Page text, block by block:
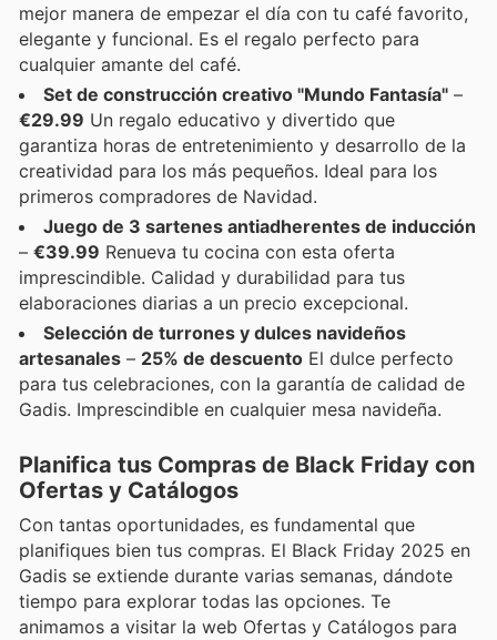
mejor manera de empezar el día con tu café favorito,
elegante y funcional. Es el regalo perfecto para
cualquier amante del café.
Set de construcción creativo "Mundo Fantasía" –
€29.99 Un regalo educativo y divertido que
garantiza horas de entretenimiento y desarrollo de la
creatividad para los más pequeños. Ideal para los
primeros compradores de Navidad.
Juego de 3 sartenes antiadherentes de inducción
– €39.99 Renueva tu cocina con esta oferta
imprescindible. Calidad y durabilidad para tus
elaboraciones diarias a un precio excepcional.
Selección de turrones y dulces navideños
artesanales – 25% de descuento El dulce perfecto
para tus celebraciones, con la garantía de calidad de
Gadis. Imprescindible en cualquier mesa navideña.
Planifica tus Compras de Black Friday con
Ofertas y Catálogos
Con tantas oportunidades, es fundamental que
planifiques bien tus compras. El Black Friday 2025 en
Gadis se extiende durante varias semanas, dándote
tiempo para explorar todas las opciones. Te
animamos a visitar la web Ofertas y Catálogos para